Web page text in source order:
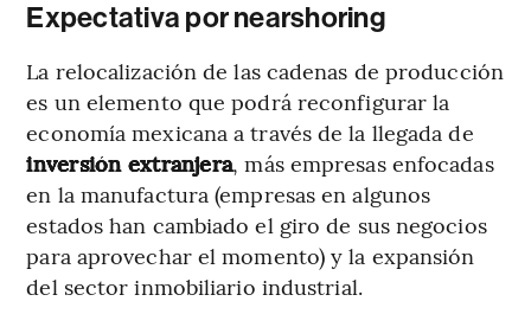
Expectativa por nearshoring
La relocalización de las cadenas de producción
es un elemento que podrá reconfigurar la
economía mexicana a través de la llegada de
inversión extranjera, más empresas enfocadas
en la manufactura (empresas en algunos
estados han cambiado el giro de sus negocios
para aprovechar el momento) y la expansión
del sector inmobiliario industrial.